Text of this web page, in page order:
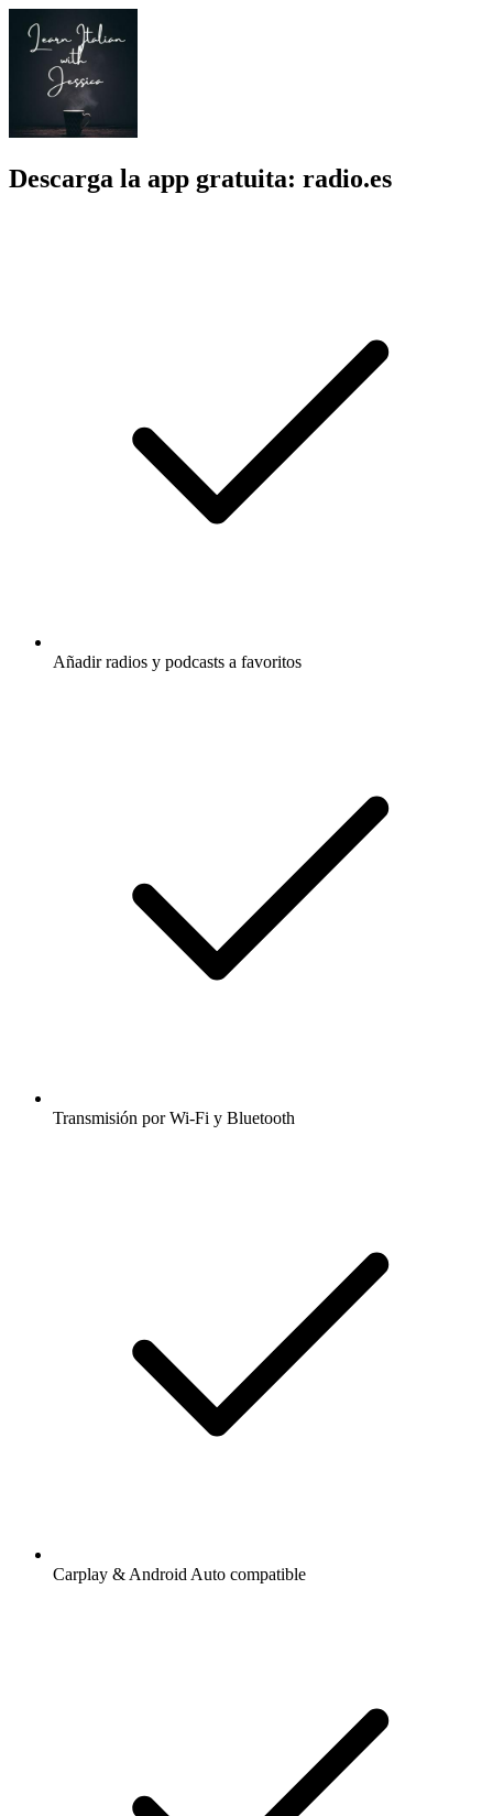
Descarga la app gratuita: radio.es
Añadir radios y podcasts a favoritos
Transmisión por Wi-Fi y Bluetooth
Carplay & Android Auto compatible